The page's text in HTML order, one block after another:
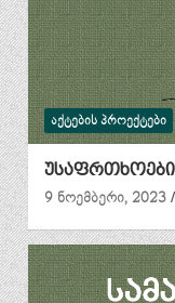
ᲐᲥᲢᲔᲑᲘᲡ ᲞᲠᲝᲔᲥᲢᲔᲑᲘ
9 ნოემბერი, 2023